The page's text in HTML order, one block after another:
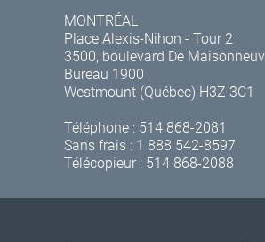
MONTRÉAL
Place Alexis-Nihon - Tour 2
3500, boulevard De
Bureau 1900
Westmount (Québec) H3Z 3C1
Téléphone : 514 868-2081
Sans frais : 1 888 542-8597
Télécopieur : 514 868-2088